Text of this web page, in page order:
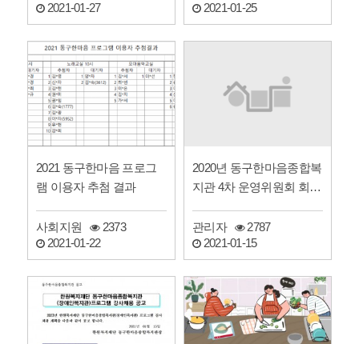
2021-01-27
2021-01-25
2021 동구한마음 프로그
램 이용자 추첨 결과
사회지원
2373
2021-01-22
2020년 동구한마음종합복
지관 4차 운영위원회 회의
관리자
2787
2021-01-15